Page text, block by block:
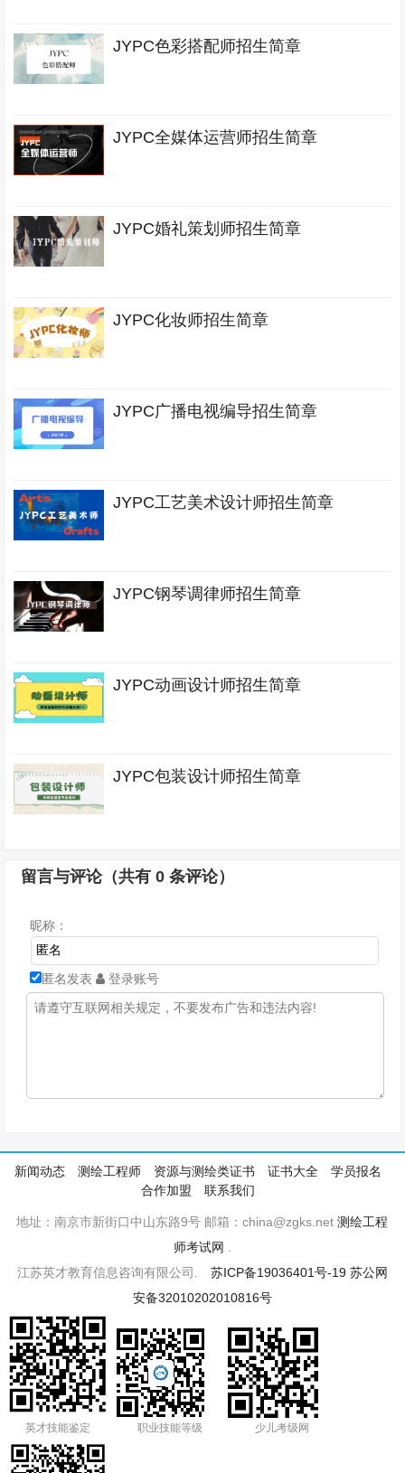
JYPC色彩搭配师招生简章
JYPC全媒体运营师招生简章
JYPC婚礼策划师招生简章
JYPC化妆师招生简章
JYPC广播电视编导招生简章
JYPC工艺美术设计师招生简章
JYPC钢琴调律师招生简章
JYPC动画设计师招生简章
JYPC包装设计师招生简章
留言与评论（共有0 条评论）
昵称：
匿名发表 登录账号
新闻动态 测绘工程师 资源与测绘类证书 证书大全
学员报名
合作加盟
联系我们
地址：南京市新街口中山东路9号 邮箱：china@zgks.net测绘工程
师考试网
江苏英才教育信息咨询有限公司. 苏ICP备19036401号-19 苏公网
安备32010202010816号
英才技能鉴定 职业技能等级 少儿考级网